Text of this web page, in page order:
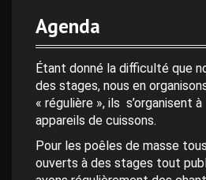
Agenda
Étant donné la difficulté que
des stages, nous en
« régulière », ils s’organisent
appareils de cuissons.
Pour les poêles de masse
ouverts à des stages tout
0 h 00 min
1 h 00 min
2 h 00 min